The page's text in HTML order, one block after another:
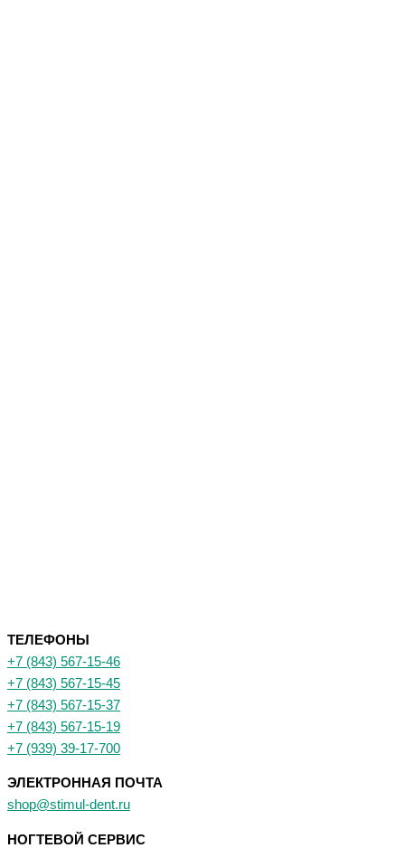
ТЕЛЕФОНЫ
+7 (843) 567-15-46
+7 (843) 567-15-45
+7 (843) 567-15-37
+7 (843) 567-15-19
+7 (939) 39-17-700
ЭЛЕКТРОННАЯ ПОЧТА
shop@stimul-dent.ru
НОГТЕВОЙ СЕРВИС